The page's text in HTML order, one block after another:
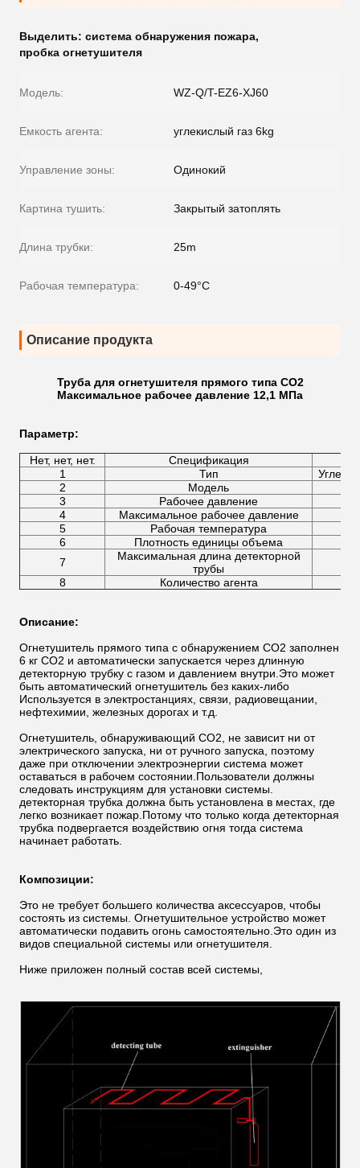
Выделить: система обнаружения пожара,
пробка огнетушителя
Модель: WZ-Q/T-EZ6-XJ60
Емкость агента: углекислый газ 6kg
Управление зоны: Одинокий
Картина тушить: Закрытый затоплять
Длина трубки: 25m
Рабочая температура: 0-49°С
Описание продукта
Труба для огнетушителя прямого типа CO2
Максимальное рабочее давление 12,1 МПа
Параметр:
Нет, нет, нет. Спецификация
1
Тип
2
Модель
3
Рабочее давление
4
Максимальное рабочее давление
5
Рабочая температура
6
Плотность единицы объема
7
Максимальная длина детекторной
трубы
8
Количество агента
Описание:
Огнетушитель прямого типа с обнаружением CO2 заполнен
6 кг CO2 и автоматически запускается через длинную
детекторную трубку с газом и давлением внутри.Это может
быть автоматический огнетушитель без каких-либо
Используется в электростанциях, связи, радиовещании,
нефтехимии, железных дорогах и т.д.
Огнетушитель, обнаруживающий CO2, не зависит ни от
электрического запуска, ни от ручного запуска, поэтому
даже при отключении электроэнергии система может
оставаться в рабочем состоянии.Пользователи должны
следовать инструкциям для установки системы.
детекторная трубка должна быть установлена в местах, где
легко возникает пожар.Потому что только когда детекторная
трубка подвергается воздействию огня тогда система
начинает работать.
Композиции:
Это не требует большего количества аксессуаров, чтобы
состоять из системы. Огнетушительное устройство может
автоматически подавить огонь самостоятельно.Это один из
видов специальной системы или огнетушителя.
Ниже приложен полный состав всей системы,